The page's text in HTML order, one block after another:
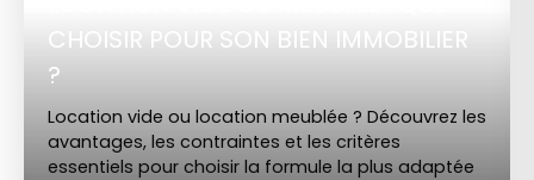
CHOISIR POUR SON BIEN IMMOBILIER
?
Location vide ou location meublée ? Découvrez les
avantages, les contraintes et les critères
essentiels pour choisir la formule la plus adaptée